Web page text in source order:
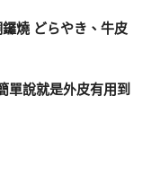
燒 どらやき、牛皮
單說就是外皮有用到